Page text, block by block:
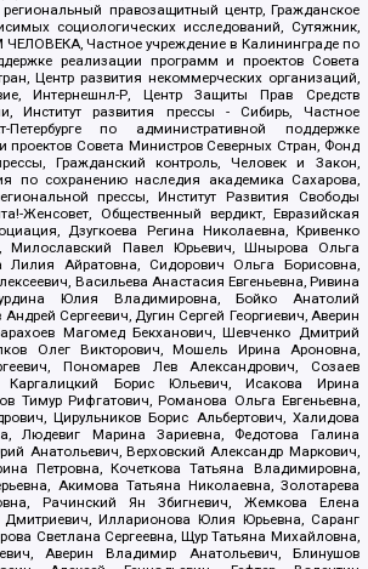
региональный правозащитный центр, Гражданское
социологических исследований, Сутяжник,
Частное учреждение в Калининграде по
реализации программ и проектов Совета
Центр развития некоммерческих организаций,
Интернешнл-Р, Центр Защиты Прав Средств
Институт развития прессы - Сибирь, Частное
по административной поддержке
проектов Совета Министров Северных Стран, Фонд
Гражданский контроль, Человек и Закон,
по сохранению наследия академика Сахарова,
прессы, Институт Развития Свободы
Женсовет, Общественный вердикт, Евразийская
Дзугкоева Регина Николаевна, Кривенко
Милославский Павел Юрьевич, Шнырова Ольга
Айратовна, Сидорович Ольга Борисовна,
Васильева Анастасия Евгеньевна, Ривина
Юлия Владимировна, Бойко Анатолий
Сергеевич, Дугин Сергей Георгиевич, Аверин
Магомед Бекханович, Шевченко Дмитрий
Олег Викторович, Мошель Ирина Ароновна,
Пономарев Лев Александрович, Созаев
Каргалицкий Борис Юльевич, Исакова Ирина
Тимур Рифгатович, Романова Ольга Евгеньевна,
Цирульников Борис Альбертович, Халидова
Людевиг Марина Зариевна, Федотова Галина
Анатольевич, Верховский Александр Маркович,
Петровна, Кочеткова Татьяна Владимировна,
Акимова Татьяна Николаевна, Золотарева
Рачинский Ян Збигневич, Жемкова Елена
Дмитриевич, Илларионова Юлия Юрьевна, Саранг
Светлана Сергеевна, Щур Татьяна Михайловна,
Аверин Владимир Анатольевич, Блинушов